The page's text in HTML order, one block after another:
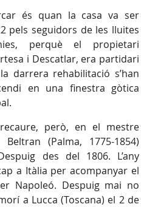
és quan la casa va ser
pels seguidors de les lluites
perquè el propietari
i Descatlar, era partidari
darrera rehabilitació s’han
en una finestra gòtica
però, en el mestre
(Palma, 1775-1854)
des del 1806. L’any
a Itàlia per acompanyar el
Napoleó. Despuig mai no
a Lucca (Toscana) el 2 de